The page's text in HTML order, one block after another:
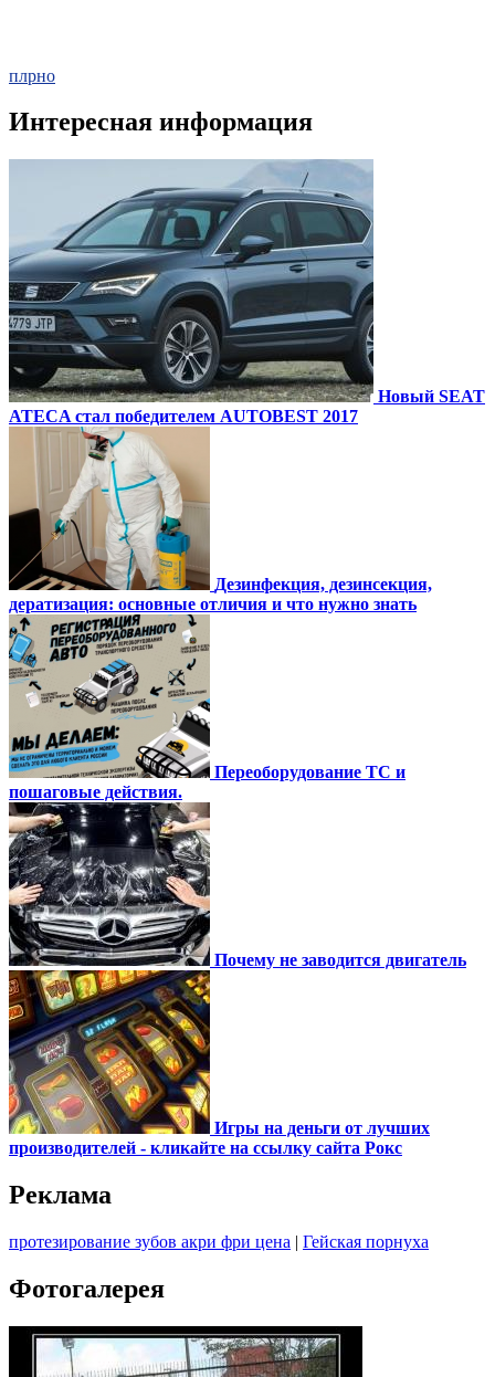
плрно
Интересная информация
Новый SEAT
ATECA стал победителем AUTOBEST 2017
Дезинфекция, дезинсекция,
дератизация: основные отличия и что нужно знать
Переоборудование ТС и
пошаговые действия.
Почему не заводится двигатель
Игры на деньги от лучших
производителей - кликайте на ссылку сайта Рокс
Реклама
протезирование зубов акри фри цена | Гейская порнуха
Фотогалерея